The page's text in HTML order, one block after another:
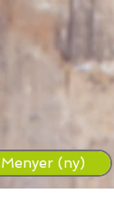
Menyer (ny)